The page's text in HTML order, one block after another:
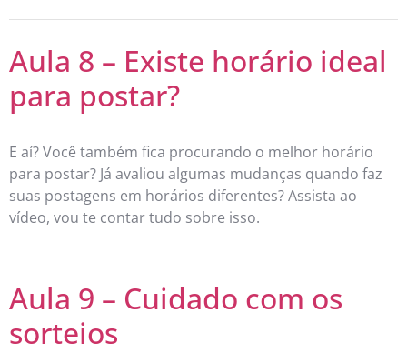
Aula 8 – Existe horário ideal
para postar?
E aí? Você também fica procurando o melhor horário
para postar? Já avaliou algumas mudanças quando faz
suas postagens em horários diferentes? Assista ao
vídeo, vou te contar tudo sobre isso.
Aula 9 – Cuidado com os
sorteios